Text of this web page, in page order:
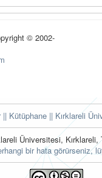
© 2002-
|| Kütüphane || Kırklareli
Üniversitesi, Kırklareli,
bir hata görürseniz,